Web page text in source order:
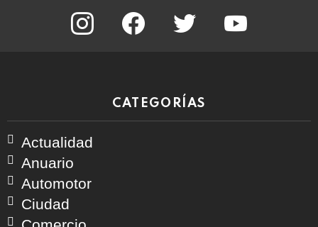
instagram facebook twitter
CATEGORÍAS
Actualidad
Anuario
Automotor
Ciudad